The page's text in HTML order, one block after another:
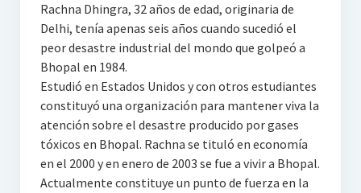
Rachna Dhingra, 32 años de edad, originaria de
Delhi, tenía apenas seis años cuando sucedió el
peor desastre industrial del mondo que golpeó a
Bhopal en 1984.
Estudió en Estados Unidos y con otros estudiantes
constituyó una organización para mantener viva la
atención sobre el desastre producido por gases
tóxicos en Bhopal. Rachna se tituló en economía
en el 2000 y en enero de 2003 se fue a vivir a Bhopal.
Actualmente constituye un punto de fuerza en la